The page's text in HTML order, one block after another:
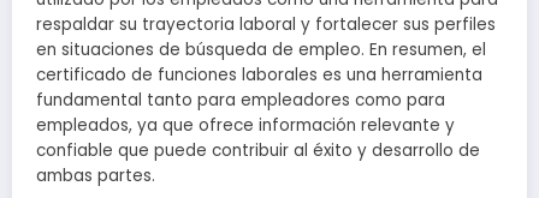
respaldar su trayectoria laboral y fortalecer sus perfiles
en situaciones de búsqueda de empleo. En resumen, el
certificado de funciones laborales es una herramienta
fundamental tanto para empleadores como para
empleados, ya que ofrece información relevante y
confiable que puede contribuir al éxito y desarrollo de
ambas partes.